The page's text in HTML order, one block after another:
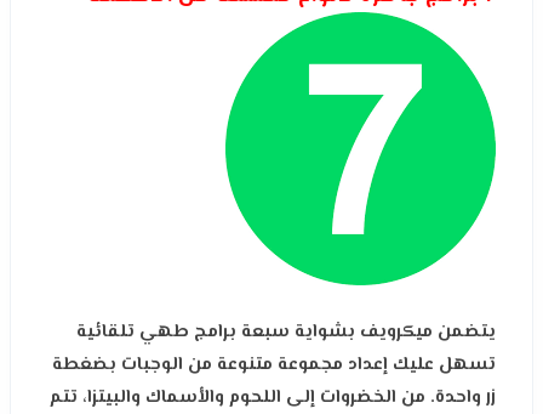
يتضمن ميكرويف بشواية سبعة برامج طهي تلقائية
تسهل عليك إعداد مجموعة متنوعة من الوجبات بضغطة
زر واحدة. من الخضروات إلى اللحوم والأسماك والبيتزا، تتم